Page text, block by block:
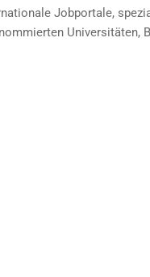
Jobportale,
Universitäten,